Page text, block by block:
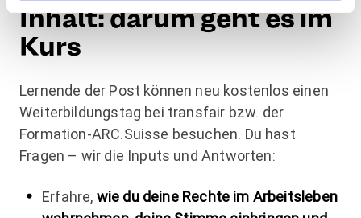
Inhalt: darum geht es im
Kurs
Lernende der Post können neu kostenlos einen
Weiterbildungstag bei transfair bzw. der
Formation-ARC.Suisse besuchen. Du hast
Fragen – wir die Inputs und Antworten:
Erfahre, wie du deine Rechte im Arbeitsleben